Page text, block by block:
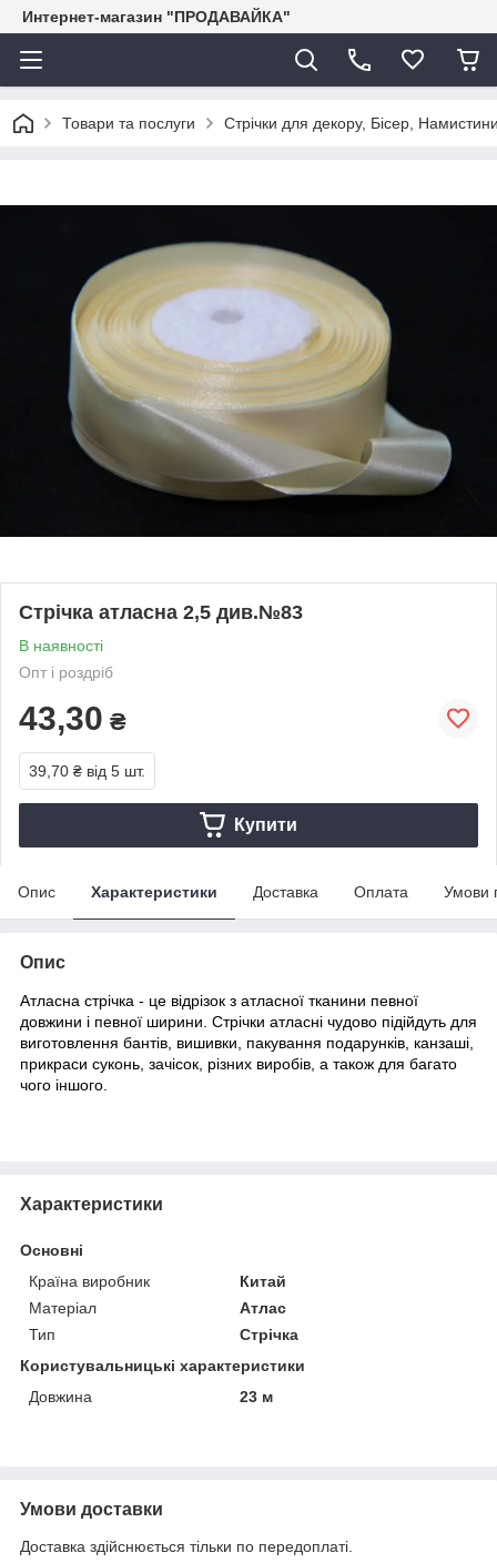
Интернет-магазин "ПРОДАВАЙКА"
Товари та послуги Стрічки для декору, Бісер,
Стрічка атласна 2,5 див.№83
В наявності
Опт і роздріб
43,30 ₴
39,70 ₴ від 5 шт.
Купити
Опис Характеристики Доставка Оплата Умови
Опис
Атласна стрічка - це відрізок з атласної тканини певної
довжини і певної ширини. Стрічки атласні чудово підійдуть для
виготовлення бантів, вишивки, пакування подарунків, канзаші,
прикраси суконь, зачісок, різних виробів, а також для багато
чого іншого.
Характеристики
Основні
Країна виробник
Китай
Матеріал
Атлас
Тип
Стрічка
Користувальницькі характеристики
Довжина
23 м
Умови доставки
Доставка здійснюється тільки по передоплаті.